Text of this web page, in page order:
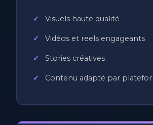
Visuels haute qualité
Vidéos et reels engageants
Stories créatives
Contenu adapté par